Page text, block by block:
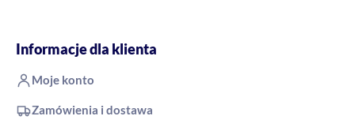
Informacje dla klienta
Moje konto
Zamówienia i dostawa